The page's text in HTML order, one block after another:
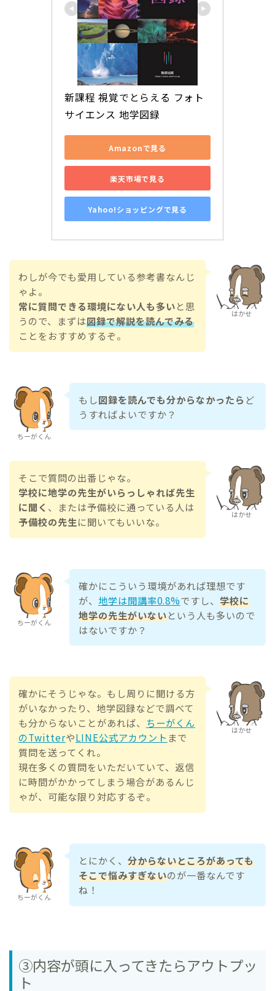
新課程 視覚でとらえる フォト
サイエンス 地学図録
Amazonで見る
楽天市場で見る
Yahoo!ショッピングで見る
はかせ
わしが今でも愛用している参考書なんじ
ゃよ。
常に質問できる環境にない人も多いと思
うので、まずは図録で解説を読んでみる
ことをおすすめするぞ。
ちーがくん
もし図録を読んでも分からなかったら ど
うすればよいですか？
はかせ
そこで質問の出番じゃな。
学校に地学の先生がいらっしゃれば先生
に聞く 、または予備校に通っている人は
予備校の先生に聞いてもいいな。
ちーがくん
確かにこういう環境があれば理想です
が、 地学は開講率0.8%ですし、 学校に
地学の先生がいないという人も多いので
はないですか？
はかせ
確かにそうじゃな。もし周りに聞ける方
がいなかったり、地学図録などで調べて
も分からないことがあれば、 ちーがくん
のTwitterやLINE公式アカウント まで
質問を送ってくれ。
現在多くの質問をいただいていて、返信
に時間がかかってしまう場合があるんじ
ゃが、可能な限り対応するぞ。
ちーがくん
とにかく、 分からないところがあっても
そこで悩みすぎないのが一番なんです
ね！
③内容が頭に入ってきたらアウトプッ
ト